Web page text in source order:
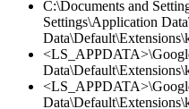
C:\Documents and
Settings\Application